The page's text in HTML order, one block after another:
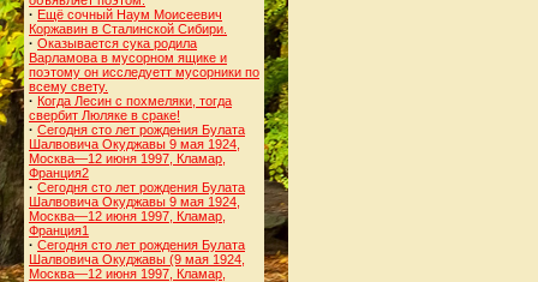
· Ещё сочный Наум Моисеевич
Коржавин в Сталинской Сибири.
· Оказывается сука родила
Варламова в мусорном ящике и
поэтому он исследуетт мусорники по
всему свету.
· Когда Лесин с похмеляки, тогда
свербит Люляке в сраке!
· Сегодня сто лет рождения Булата
Шалвовича Окуджавы 9 мая 1924,
Москва—12 июня 1997, Кламар,
Франция2
· Сегодня сто лет рождения Булата
Шалвовича Окуджавы 9 мая 1924,
Москва—12 июня 1997, Кламар,
Франция1
· Сегодня сто лет рождения Булата
Шалвовича Окуджавы (9 мая 1924,
Москва—12 июня 1997, Кламар,